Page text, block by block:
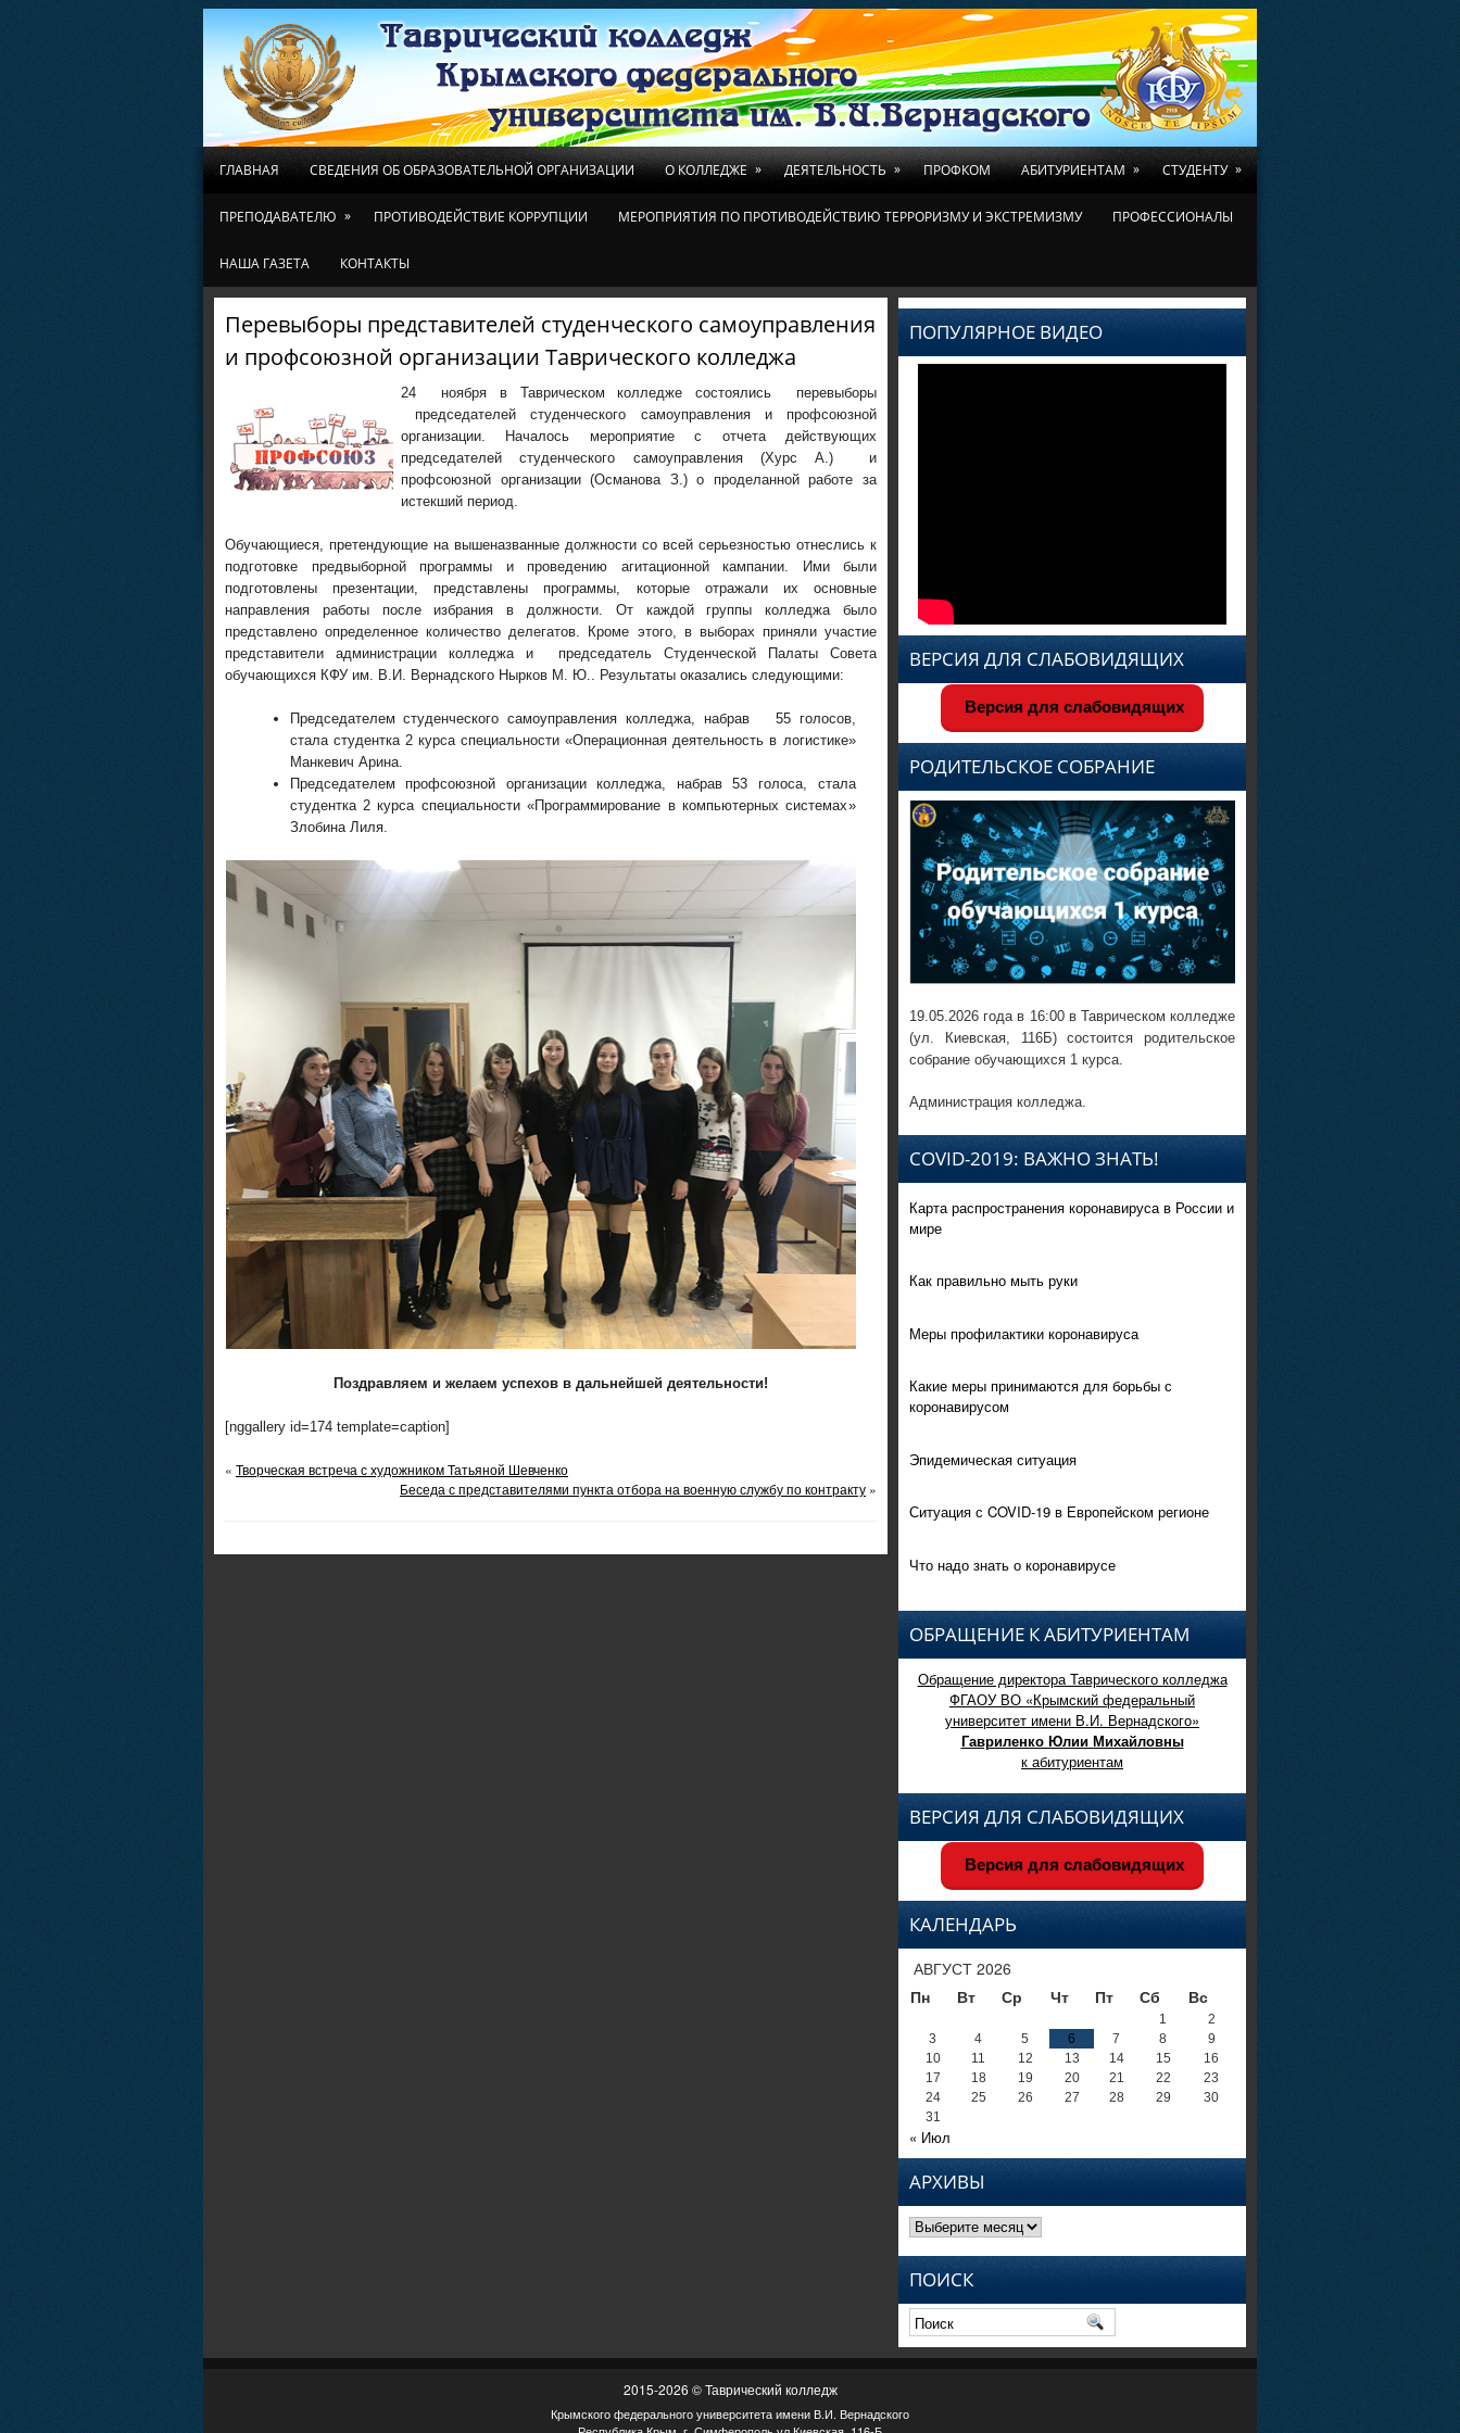
ГЛАВНАЯ СВЕДЕНИЯ ОБ ОБРАЗОВАТЕЛЬНОЙ ОРГАНИЗАЦИИ О КОЛЛЕДЖЕ » ДЕЯТЕЛЬНОСТЬ » ПРОФКОМ АБИТУРИЕНТАМ » СТУДЕНТУ »
ПРЕПОДАВАТЕЛЮ » ПРОТИВОДЕЙСТВИЕ КОРРУПЦИИ МЕРОПРИЯТИЯ ПО ПРОТИВОДЕЙСТВИЮ ТЕРРОРИЗМУ И ЭКСТРЕМИЗМУ ПРОФЕССИОНАЛЫ
НАША ГАЗЕТА КОНТАКТЫ
Перевыборы представителей студенческого самоуправления
и профсоюзной организации Таврического колледжа
24 ноября в Таврическом колледже состоялись перевыборы
председателей студенческого самоуправления и профсоюзной
организации. Началось мероприятие с отчета действующих
председателей студенческого самоуправления (Хурс А.) и
профсоюзной организации (Османова З.) о проделанной работе за
истекший период.
Обучающиеся, претендующие на вышеназванные должности со всей серьезностью отнеслись к
подготовке предвыборной программы и проведению агитационной кампании. Ими были
подготовлены презентации, представлены программы, которые отражали их основные
направления работы после избрания в должности. От каждой группы колледжа было
представлено определенное количество делегатов. Кроме этого, в выборах приняли участие
представители администрации колледжа и председатель Студенческой Палаты Совета
обучающихся КФУ им. В.И. Вернадского Нырков М. Ю.. Результаты оказались следующими:
Председателем студенческого самоуправления колледжа, набрав 55 голосов,
стала студентка 2 курса специальности «Операционная деятельность в логистике»
Манкевич Арина.
Председателем профсоюзной организации колледжа, набрав 53 голоса, стала
студентка 2 курса специальности «Программирование в компьютерных системах»
Злобина Лиля.
Поздравляем и желаем успехов в дальнейшей деятельности!
[nggallery id=174 template=caption]
« Творческая встреча с художником Татьяной Шевченко
Беседа с представителями пункта отбора на военную службу по контракту »
ПОПУЛЯРНОЕ ВИДЕО
ВЕРСИЯ ДЛЯ СЛАБОВИДЯЩИХ
Версия для слабовидящих
РОДИТЕЛЬСКОЕ СОБРАНИЕ
19.05.2026 года в 16:00 в Таврическом колледже
(ул. Киевская, 116Б) состоится родительское
собрание обучающихся 1 курса.
Администрация колледжа.
COVID-2019: ВАЖНО ЗНАТЬ!
Карта распространения коронавируса в России и
мире
Как правильно мыть руки
Меры профилактики коронавируса
Какие меры принимаются для борьбы с
коронавирусом
Эпидемическая ситуация
Ситуация с COVID-19 в Европейском регионе
Что надо знать о коронавирусе
ОБРАЩЕНИЕ К АБИТУРИЕНТАМ
Обращение директора Таврического колледжа
ФГАОУ ВО «Крымский федеральный
университет имени В.И. Вернадского»
Гавриленко Юлии Михайловны
к абитуриентам
ВЕРСИЯ ДЛЯ СЛАБОВИДЯЩИХ
Версия для слабовидящих
КАЛЕНДАРЬ
АВГУСТ 2026
Пн
Вт Ср Чт Пт Сб Вс
1
2
3
4 5 6 7 8
9
10
11 12 13 14 15
16
17
18 19 20 21 22
23
24
25 26 27 28 29
30
31
« Июл
АРХИВЫ
Архивы
ПОИСК
2015-2026 © Таврический колледж
Крымского федерального университета имени В.И. Вернадского